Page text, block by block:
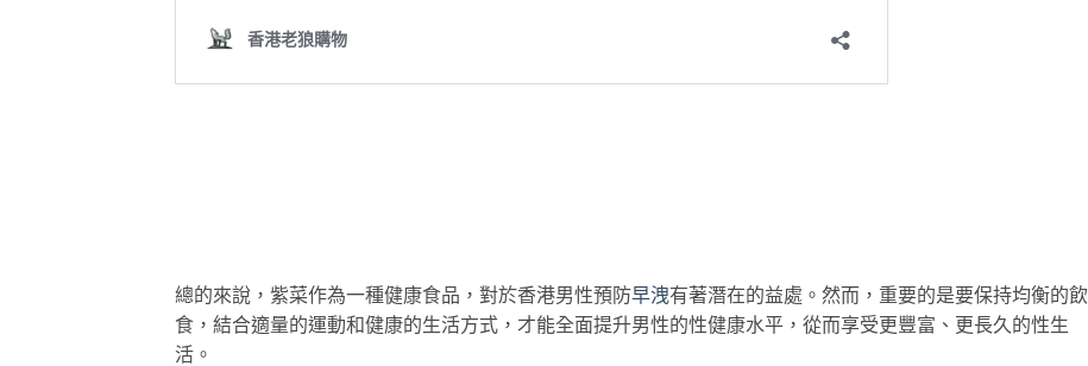
總的來說，紫菜作為一種健康食品，對於香港男性預防早洩有著潛在的益處。然而，重要的是要保持均衡的飲
食，結合適量的運動和健康的生活方式，才能全面提升男性的性健康水平，從而享受更豐富、更長久的性生
活。